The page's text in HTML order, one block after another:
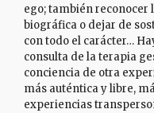
ego; también reconocer
biográfica o dejar de
con todo el carácter…
consulta de la terapia
conciencia de otra
más auténtica y libre,
experiencias